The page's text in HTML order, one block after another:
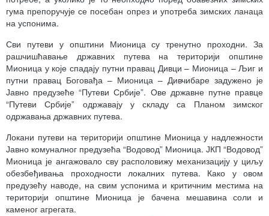
гума препоручује се посебан опрез и употреба зимских ланаца
на успонима.
Сви путеви у општини Мионица су тренутно проходни. За
рашчишћавање државних путева на територији општине
Мионица у које спадају путни правац Дивци – Мионица – Љиг и
путни правац Боговађа – Мионица – Дивчибаре задужено је
Јавно предузеће “Путеви Србије”. Ове државне путне правце
“Путеви Србије” одржавају у складу са Планом зимског
одржавања државних путева.
Локани путеви на територији општине Мионица у надлежности
Јавно комуналног предузећа “Водовод” Мионица. ЈКП “Водовод”
Мионица је ангажовало сву располовижу механизацију у циљу
обезбеђивања проходности локалних путева. Како у овом
предузећу наводе, на свим успонима и критичним местима на
територији општине Мионица је бачена мешавина соли и
каменог агрегата.